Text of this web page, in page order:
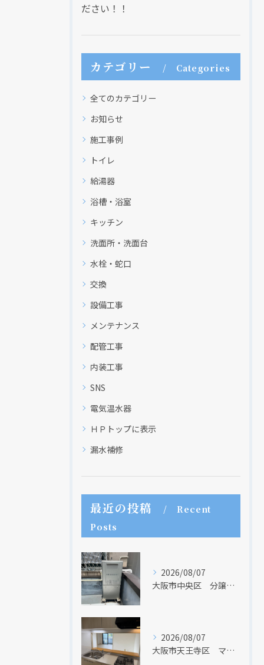
ださい！！
カテゴリー Categories
全てのカテゴリー
お知らせ
施工事例
トイレ
給湯器
浴槽・浴室
キッチン
洗面所・洗面台
水栓・蛇口
交換
設備工事
メンテナンス
配管工事
内装工事
SNS
電気温水器
ＨＰトップに表示
漏水補修
最近の投稿
Recent
Posts
2026/08/07
大阪市中央区 分譲マンションの給湯器取替リフォーム工事 UV除菌機能搭載給湯器
2026/08/07
大阪市天王寺区 マンションのキッチン取替及び内装リフォーム工事 クリナップ
現在、新聞に入っている折込チラシです。
現在、新聞に入っている折込チラシです。